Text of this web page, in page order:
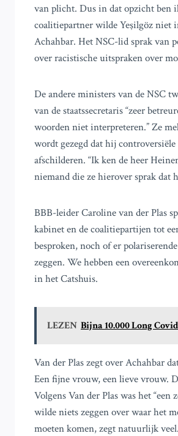
van plicht. Dus in dat opzicht ben
coalitiepartner wilde Yeşilgöz niet
Achahbar. Het NSC-lid sprak van
over racistische uitspraken over
De andere ministers van de NSC
van de staatssecretaris “zeer
woorden niet interpreteren.” Ze
wordt gezegd dat hij
afschilderen. “Ik ken de heer
niemand die ze hierover sprak dat
BBB-leider Caroline van der Plas
kabinet en de coalitiepartijen tot
besproken, noch of er
zeggen. We hebben een
in het Catshuis.
LEZEN Bijna 10.000 Long
Van der Plas zegt over Achahbar
Een fijne vrouw, een lieve vrouw.
Volgens Van der Plas was het
wilde niets zeggen over waar het
moeten komen, zegt natuurlijk